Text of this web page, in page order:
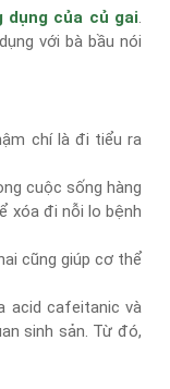
dụng của củ gai.
với bà bầu nói
chí là đi tiểu ra
cuộc sống hàng
xóa đi nỗi lo bệnh
cũng giúp cơ thể
acid cafeitanic và
sinh sản. Từ đó,